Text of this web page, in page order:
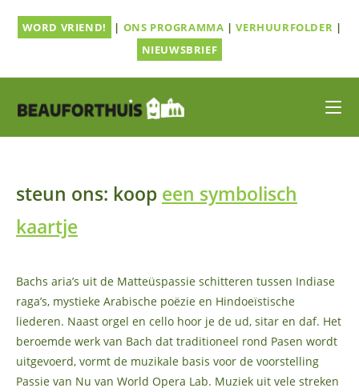
naarWORD VRIEND! | ONS PROGRAMMA |VERHUURFOLDER |
NIEUWSBRIEF
steun ons: koop een symbolisch
kaartje
Bachs aria’s uit de Matteüspassie schitteren tussen Indiase
raga’s, mystieke Arabische poëzie en Hindoeïstische
liederen. Naast orgel en cello hoor je de ud, sitar en daf. Het
beroemde werk van Bach dat traditioneel rond Pasen wordt
uitgevoerd, vormt de muzikale basis voor de voorstelling
Passie van Nu van World Opera Lab. Muziek uit vele streken